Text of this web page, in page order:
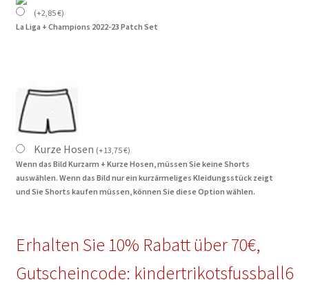
(+2,85€)
La Liga + Champions 2022-23 Patch Set
Kurze Hosen (+13,75€)
Wenn das Bild Kurzarm + Kurze Hosen, müssen Sie keine Shorts
auswählen. Wenn das Bild nur ein kurzärmeliges Kleidungsstück zeigt
und Sie Shorts kaufen müssen, können Sie diese Option wählen.
Erhalten Sie 10% Rabatt über 70€,
Gutscheincode: kindertrikotsfussball6